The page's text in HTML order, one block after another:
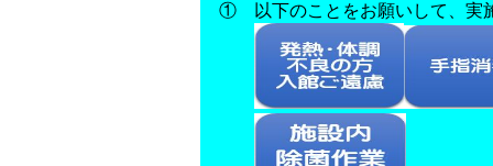
① 以下のことをお願いして、実